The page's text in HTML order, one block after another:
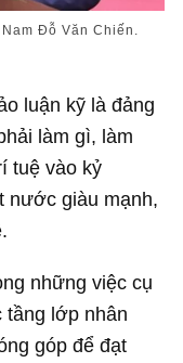
Đỗ Văn Chiến.
luận kỹ là đảng
làm gì, làm
tuệ vào kỷ
nước giàu mạnh,
những việc cụ
tầng lớp nhân
góp để đạt